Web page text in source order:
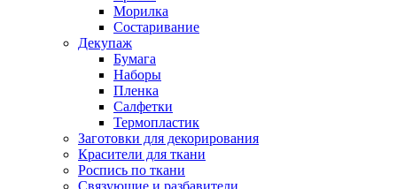
Морилка
Состаривание
Декупаж
Бумага
Наборы
Пленка
Салфетки
Термопластик
Заготовки для декорирования
Красители для ткани
Роспись по ткани
Связующие и разбавители